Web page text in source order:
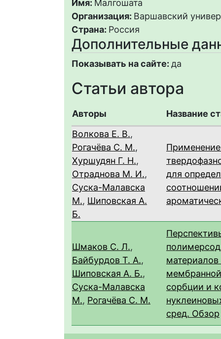
Имя: Малгошата
Организация: Варшавский
Страна: Россия
Дополнительные
Показывать на сайте: да
Статьи автора
Авторы
Название
Волкова Е. В.,
Рогачёва С. М.,
Хуршудян Г. Н.,
Отраднова М. И.,
Суска-Малавска
М., Шиповская А.
Б.
для
Шмаков С. Л.,
Байбурдов Т. А.,
Шиповская А. Б.,
Суска-Малавска
М., Рогачёва С. М.
материалов
сорбции и
сред. Обзор